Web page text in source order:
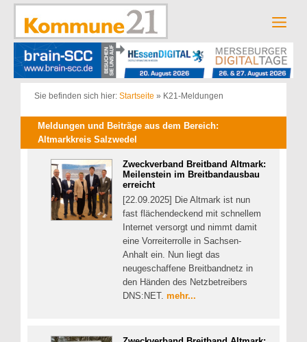
Zum
springen
Sie befinden sich hier: Startseite » K21-Meldungen
Meldungen und Beiträge aus dem Bereich:
Altmarkkreis Salzwedel
Zweckverband Breitband Altmark:
Meilenstein im Breitbandausbau
erreicht
[22.09.2025] Die Altmark ist nun
fast flächendeckend mit schnellem
Internet versorgt und nimmt damit
eine Vorreiterrolle in Sachsen-
Anhalt ein. Nun liegt das
neugeschaffene Breitbandnetz in
den Händen des Netzbetreibers
DNS:NET. mehr...